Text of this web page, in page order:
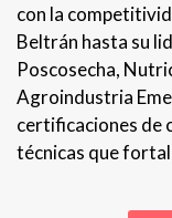
con la
Beltrán hasta su
Poscosecha,
Agroindustria
certificaciones de
técnicas que